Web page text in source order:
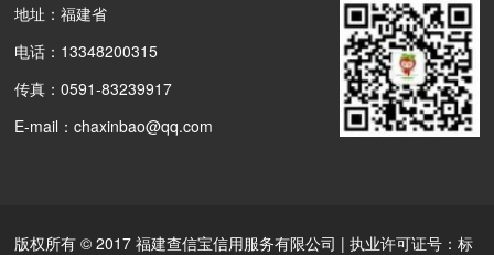
地址：福建省
电话：13348200315
传真：0591-83239917
E-mail：chaxinbao@qq.com
版权所有 © 2017 福建查信宝信用服务有限公司 | 执业许可证号：标